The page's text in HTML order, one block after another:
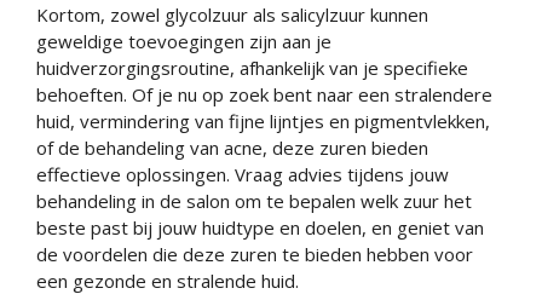
Kortom, zowel glycolzuur als salicylzuur kunnen
geweldige toevoegingen zijn aan je
huidverzorgingsroutine, afhankelijk van je specifieke
behoeften. Of je nu op zoek bent naar een stralendere
huid, vermindering van fijne lijntjes en pigmentvlekken,
of de behandeling van acne, deze zuren bieden
effectieve oplossingen. Vraag advies tijdens jouw
behandeling in de salon om te bepalen welk zuur het
beste past bij jouw huidtype en doelen, en geniet van
de voordelen die deze zuren te bieden hebben voor
een gezonde en stralende huid.